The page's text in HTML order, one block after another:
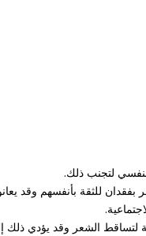
لتجنب ذلك.
للثقة بأنفسهم وقد
لتساقط الشعر وقد يؤدي ذلك